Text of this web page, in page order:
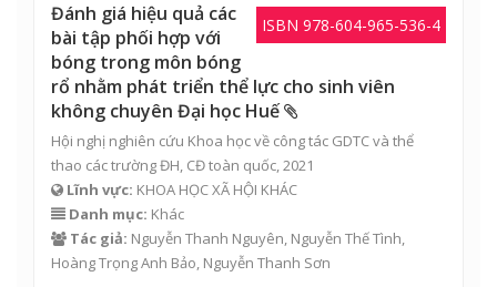
ISBN 978-604-965-536-4
Đánh giá hiệu quả các
bài tập phối hợp với
bóng trong môn bóng
rổ nhằm phát triển thể lực cho sinh viên
không chuyên Đại học Huế
Hội nghị nghiên cứu Khoa học về công tác GDTC và thể
thao các trường ĐH, CĐ toàn quốc, 2021
Lĩnh vực: KHOA HỌC XÃ HỘI KHÁC
Danh mục: Khác
Tác giả: Nguyễn Thanh Nguyên, Nguyễn Thế Tình,
Hoàng Trọng Anh Bảo, Nguyễn Thanh Sơn